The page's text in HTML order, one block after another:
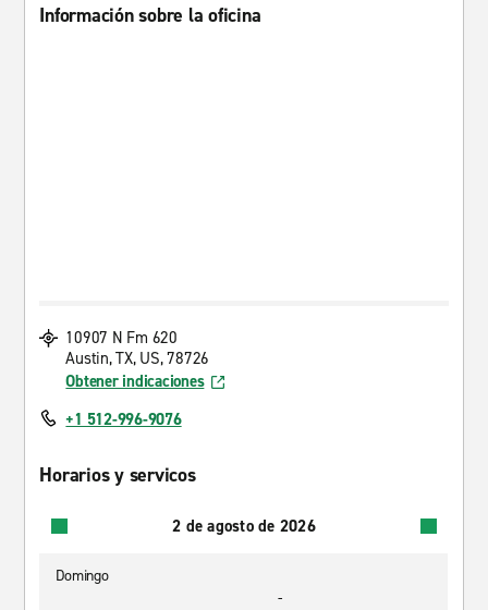
Información sobre la oficina
10907 N Fm 620
Austin, TX, US, 78726
Obtener indicaciones
+1 512-996-9076
Horarios y servicos
2 de agosto de 2026
Domingo
-